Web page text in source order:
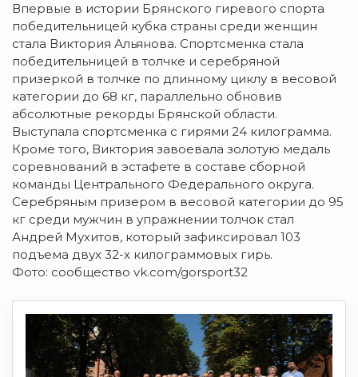
Впервые в истории Брянского гиревого спорта
победительницей кубка страны среди женщин
стала Виктория Альянова. Спортсменка стала
победительницей в толчке и серебряной
призеркой в толчке по длинному циклу в весовой
категории до 68 кг, параллельно обновив
абсолютные рекорды Брянской области.
Выступала спортсменка с гирями 24 килограмма.
Кроме того, Виктория завоевала золотую медаль
соревнований в эстафете в составе сборной
команды Центрального Федерального округа.
Серебряным призером в весовой категории до 95
кг среди мужчин в упражнении толчок стал
Андрей Мухитов, который зафиксировал 103
подъема двух 32-х килограммовых гирь.
Фото: сообщество vk.com/gorsport32